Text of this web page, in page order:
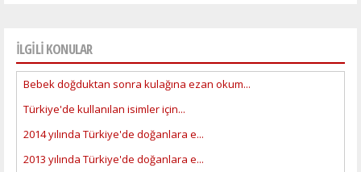
İLGİLİ KONULAR
Bebek doğduktan sonra kulağına ezan okum...
Türkiye'de kullanılan isimler için...
2014 yılında Türkiye'de doğanlara e...
2013 yılında Türkiye'de doğanlara e...